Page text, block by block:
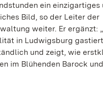
ein einzigartiges
Bild, so der Leiter der
weiter. Er ergänzt:
in Ludwigsburg
und zeigt, wie
im Blühenden Barock